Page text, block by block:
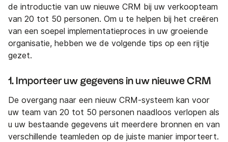
de introductie van uw nieuwe CRM bij uw verkoopteam
van 20 tot 50 personen. Om u te helpen bij het creëren
van een soepel implementatieproces in uw groeiende
organisatie, hebben we de volgende tips op een rijtje
gezet.
1. Importeer uw gegevens in uw nieuwe CRM
De overgang naar een nieuw CRM-systeem kan voor
uw team van 20 tot 50 personen naadloos verlopen als
u uw bestaande gegevens uit meerdere bronnen en van
verschillende teamleden op de juiste manier importeert.